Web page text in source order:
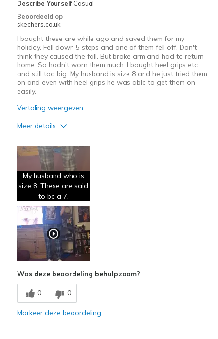
Sizing
Feels true to size
View On Shoes
I'm Really Into Shoes
Describe Yourself Casual
Beoordeeld op
skechers.co.uk
I bought these are while ago and saved them for my
holiday. Fell down 5 steps and one of them fell off. Don't
think they caused the fall. But broke arm and had to return
home. So hadn't worn them much. I bought heel grips etc
and still too big. My husband is size 8 and he just tried them
on and even with heel grips he was able to get them on
easily.
Vertaling weergeven
Meer details
Attractive Design
Breathe Well
Beste toepassingen
Travel
Width
Feels true to width
Sizing
Feels full size too big
My husband who is
size 8. These are said
to be a 7.
Was deze beoordeling behulpzaam?
0 0
Markeer deze beoordeling